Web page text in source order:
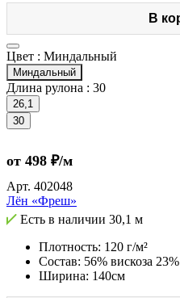
В
Цвет : Миндальный
Миндальный
Длина рулона : 30
26,1
30
от 498 ₽/м
Арт. 402048
Лён «Фреш»
Есть в наличии 30,1 м
Плотность: 120 г/м²
Состав: 56% вискоза
Ширина: 140см